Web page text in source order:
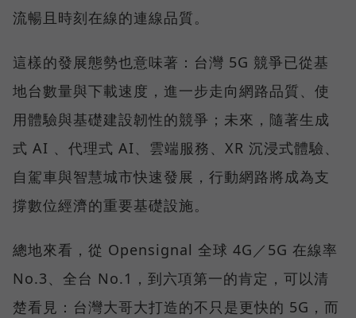
流暢且時刻在線的連線品質。
這樣的發展態勢也意味著：台灣 5G 競爭已從基
地台數量與下載速度，進一步走向網路品質、使
用體驗與基礎建設韌性的競爭；未來，隨著生成
式 AI 、代理式 AI、雲端服務、XR 沉浸式體驗、
自駕車與智慧城市快速發展，行動網路將成為支
撐數位經濟的重要基礎設施。
總地來看，從 Opensignal 全球 4G／5G 在線率
No.3、全台 No.1，到六項第一的肯定，可以清
楚看見：台灣大哥大打造的不只是更快的 5G，而